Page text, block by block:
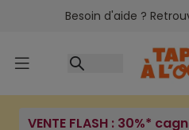
Accéder au contenu
Besoin d'aide ?
VENTE FLASH : 30%*